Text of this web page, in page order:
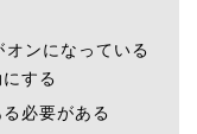
ンになっている
する
必要がある